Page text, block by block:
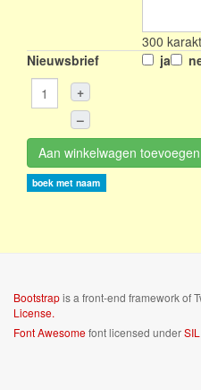
300
Nieuwsbrief
ja
+
–
Aan winkelwagen toevoegen
boek met naam
Bootstrapis a front-end framework of
License.
Font Awesomefont licensed under